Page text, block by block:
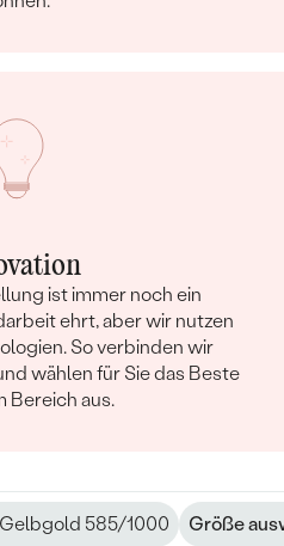
ist immer noch ein
ehrt, aber wir nutzen
So verbinden wir
wählen für Sie das Beste
Bereich aus.
Gelbgold 585/1000 Größe